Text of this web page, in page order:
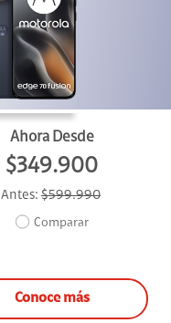
Ahora Desde
$349.900
Antes: $599.990
Comparar
Conoce más